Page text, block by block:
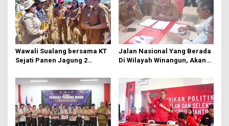
i
p
o
s
Wawali Sualang bersama KT
Sejati Panen Jagung 2
Jalan Nasional Yang Berada
Di Wilayah Winangun, Akan